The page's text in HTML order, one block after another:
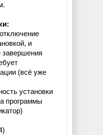
и
завершения
(всё уже
установки
программы